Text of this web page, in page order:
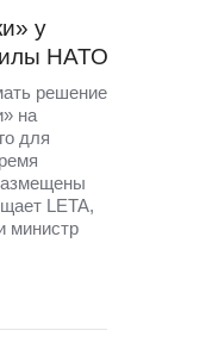
у
НАТО
решение
на
для
LETA,
министр